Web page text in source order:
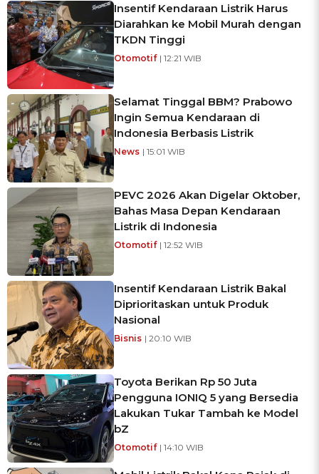
Insentif Kendaraan Listrik Harus
Diarahkan ke Mobil Murah dengan
TKDN Tinggi
Otomotif | 12:21 WIB
Selamat Tinggal BBM? Prabowo
Ingin Semua Kendaraan di
Indonesia Berbasis Listrik
News | 15:01 WIB
PEVC 2026 Akan Digelar Oktober,
Bahas Masa Depan Kendaraan
Listrik di Indonesia
Otomotif | 12:52 WIB
Insentif Kendaraan Listrik Bakal
Diprioritaskan untuk Produk
Nasional
Bisnis | 20:10 WIB
Toyota Berikan Rp 50 Juta
Pengguna IONIQ 5 yang Bersedia
Lakukan Tukar Tambah ke Model
bZ
Otomotif | 14:10 WIB